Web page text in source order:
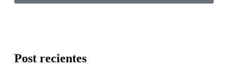
Post recientes